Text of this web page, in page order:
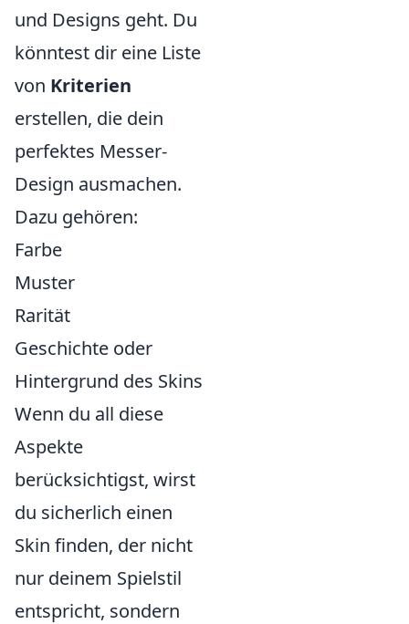
und Designs geht. Du
könntest dir eine Liste
von Kriterien
erstellen, die dein
perfektes Messer-
Design ausmachen.
Dazu gehören:
Farbe
Muster
Rarität
Geschichte oder
Hintergrund des Skins
Wenn du all diese
Aspekte
berücksichtigst, wirst
du sicherlich einen
Skin finden, der nicht
nur deinem Spielstil
entspricht, sondern